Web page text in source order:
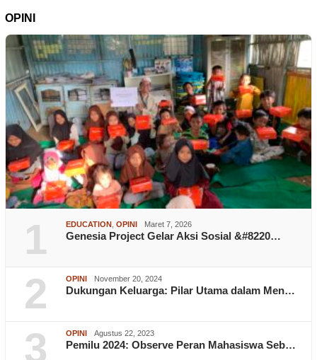
OPINI
1 EDUCATION OPINI Maret 7, 2026
Genesia Project Gelar Aksi Sosial &#8220…
2 OPINI November 20, 2024
Dukungan Keluarga: Pilar Utama dalam Men…
3 OPINI Agustus 22, 2023
Pemilu 2024: Observe Peran Mahasiswa Seb…